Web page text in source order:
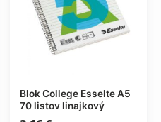
Blok College Esselte A5
70 listov linajkový